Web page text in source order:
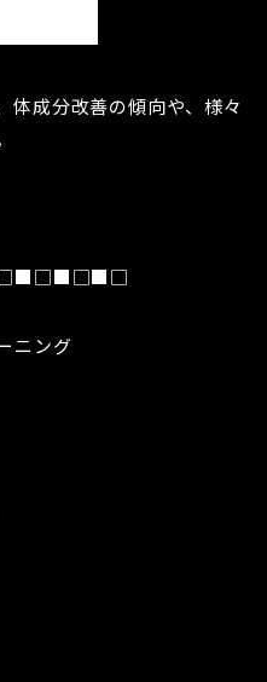
体成分改善の傾向や、様々
ニング